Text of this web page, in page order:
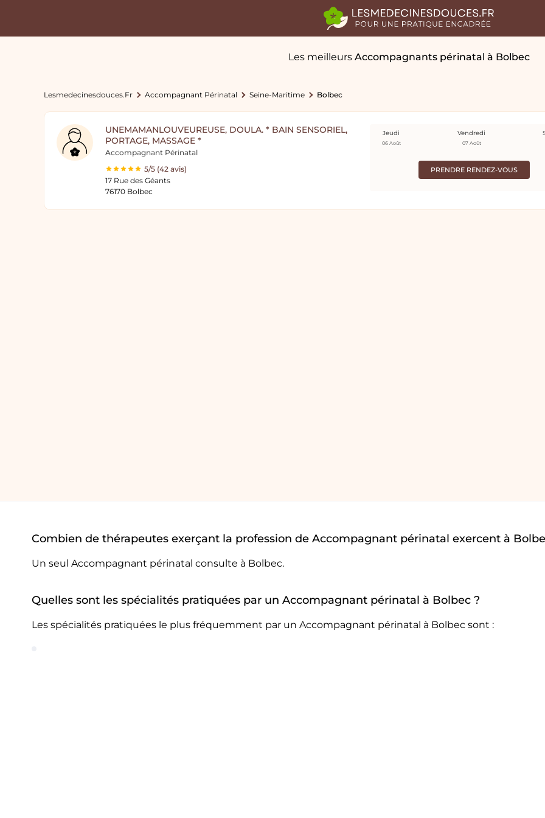
Les meilleurs Accompagnants périnatal à Bolbec
Lesmedecinesdouces.fr Accompagnant Périnatal Seine-Maritime Bolbec
UNEMAMANLOUVEUREUSE, DOULA. * BAIN SENSORIEL,
PORTAGE, MASSAGE *
Accompagnant Périnatal
5/5 (42 avis)
17 Rue des Géants
76170 Bolbec
PRENDRE RENDEZ-VOUS
Jeudi
06 Août
Vendredi
07 Août
Combien de thérapeutes exerçant la profession de Accompagnant périnatal exercent à
Un seul Accompagnant périnatal consulte à Bolbec.
Quelles sont les spécialités pratiquées par un Accompagnant périnatal à Bolbec ?
Les spécialités pratiquées le plus fréquemment par un Accompagnant périnatal à Bolbec sont :